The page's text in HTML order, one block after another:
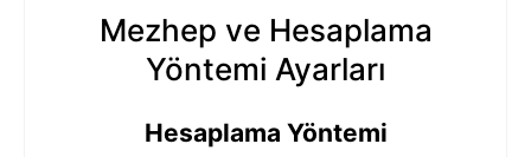
Mezhep ve Hesaplama
Yöntemi Ayarları
Hesaplama Yöntemi